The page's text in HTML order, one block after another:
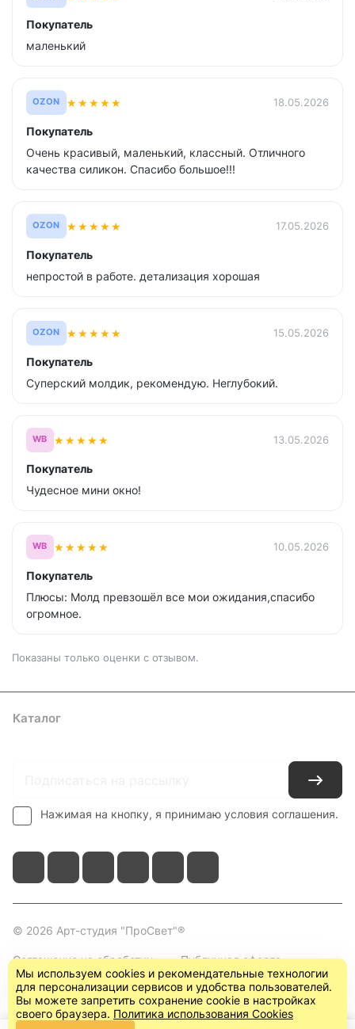
Покупатель
маленький
OZON ★★★★★ 18.05.2026
Покупатель
Очень красивый, маленький, классный. Отличного
качества силикон. Спасибо большое!!!
OZON ★★★★★ 17.05.2026
Покупатель
непростой в работе. детализация хорошая
OZON ★★★★★ 15.05.2026
Покупатель
Суперский молдик, рекомендую. Неглубокий.
WB ★★★★★ 13.05.2026
Покупатель
Чудесное мини окно!
WB ★★★★★ 10.05.2026
Покупатель
Плюсы: Молд превзошёл все мои ожидания,спасибо
огромное.
Показаны только оценки с отзывом.
Каталог
Нажимая на кнопку, я принимаю условия соглашения.
© 2026 Арт-студия "ПроСвет"®
Соглашение на обработку
персональных данных
Публичная оферта
(пользовательское
соглашение)
Мы используем cookies и рекомендательные технологии
для персонализации сервисов и удобства пользователей.
Вы можете запретить сохранение cookie в настройках
своего браузера. Политика использования Cookies